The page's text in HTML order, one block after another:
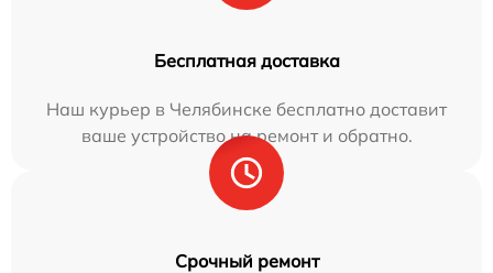
Бесплатная доставка
Наш курьер в Челябинске бесплатно доставит
ваше устройство на ремонт и обратно.
Срочный ремонт